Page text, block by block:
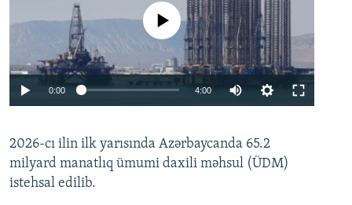
Auto 240p 360p 480p
No media source currently available
0:00 4:00
360p
480p
2026-cı ilin ilk yarısında Azərbaycanda 65.2
milyard manatlıq ümumi daxili məhsul (ÜDM)
istehsal edilib.